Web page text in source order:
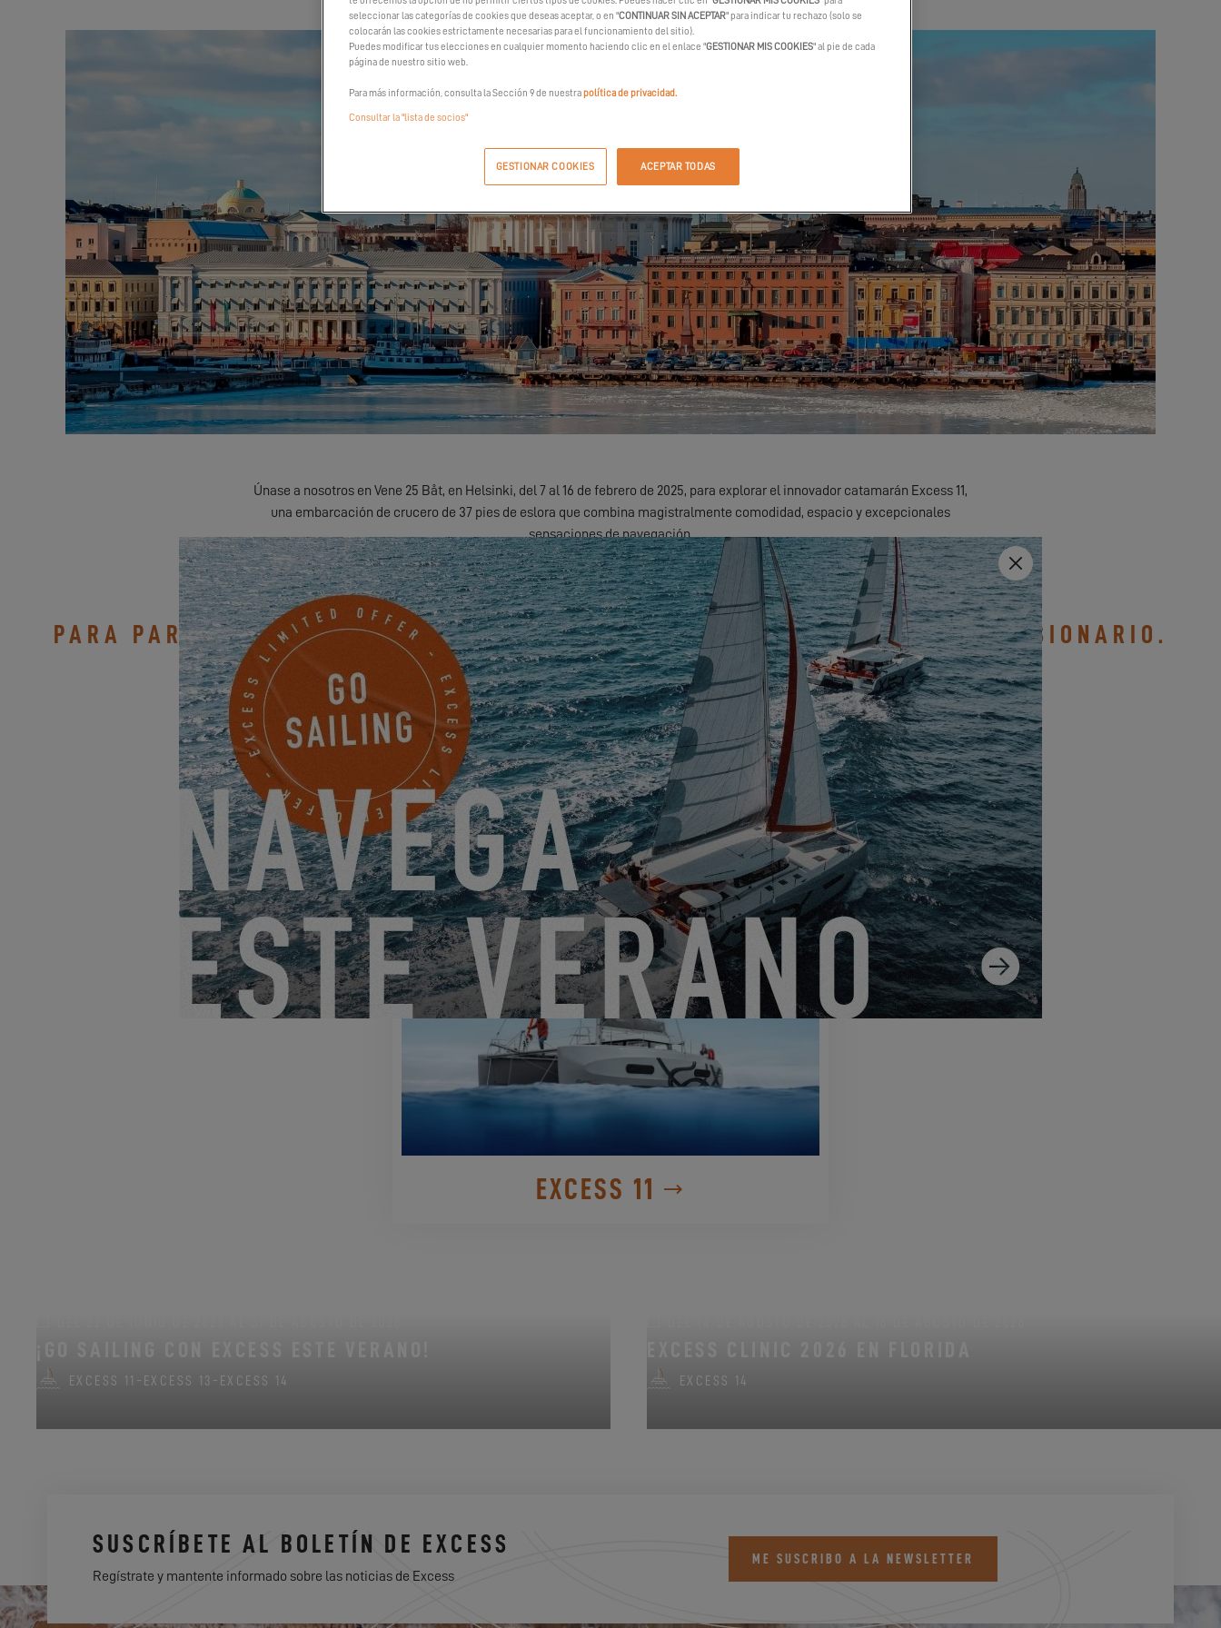
Únase a nosotros en Vene 25 Båt, en Helsinki, del 7 al 16 de febrero de 2025, para explorar el innovador catamarán Excess 11,
una embarcación de crucero de 37 pies de eslora que combina magistralmente comodidad, espacio y excepcionales
sensaciones de navegación.
Diseñado para largas travesías y la vida a bordo, el Excess 11 es su puerta de entrada a aventuras inigualables en el agua.
PARA PARTICIPAR EN ESTE EVENTO, PÓNGASE EN CONTACTO CON SU CONCESIONARIO.
Su concesionario puede ponerse en contacto con Nautical Partners, para concertar una cita y acompañarle a los Excess Tours.
SOLICITAR MI INVITACION
DESCÚBRELO
EXCESS 11
EXCESS 11 - EXCESS 13 - EXCESS 14 EXCESS 14
SUSCRÍBETE AL BOLETÍN DE EXCESS
Regístrate y mantente informado sobre las noticias de Excess
ME SUSCRIBO A LA NEWSLETTER
seleccionar las categorías de cookies que deseas aceptar, o en "CONTINUAR SIN ACEPTAR" para indicar tu rechazo (solo se
colocarán las cookies estrictamente necesarias para el funcionamiento del sitio).
Puedes modificar tus elecciones en cualquier momento haciendo clic en el enlace "GESTIONAR MIS COOKIES" al pie de cada
página de nuestro sitio web.
Para más información, consulta la Sección 9 de nuestrapolítica de privacidad.
Consultar la "lista de socios"
GESTIONAR COOKIES ACEPTAR TODAS
Close